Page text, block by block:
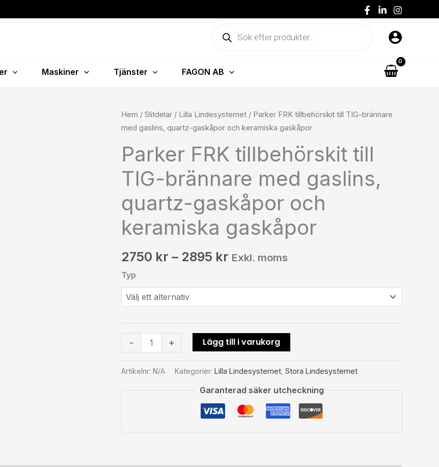
Maskiner Tjänster FAGON AB
Hem / Slitdelar / Lilla Lindesystemet / Parker FRK tillbehörskit till TIG-brännare
med gaslins, quartz-gaskåpor och keramiska gaskåpor
Parker FRK tillbehörskit till
TIG-brännare med gaslins,
quartz-gaskåpor och
keramiska gaskåpor
2750 kr – 2895 kr
Prisintervall:
2750 kr3438 kr
2895 kr3619 kr
Exkl. moms
Typ
-
Parker
FRK
till
brännare
gaslins,
quartz-
gaskåpor
keramiska
gaskåpor
mängd
+ Lägg till i varukorg
Artikelnr: N/A Kategorier: Lilla Lindesystemet Stora Lindesystemet
Garanterad säker utcheckning